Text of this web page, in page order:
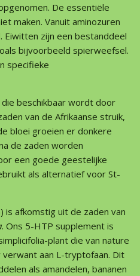
De essentiële
maken. Vanuit aminozuren
zijn een bestanddeel
bijvoorbeeld spierweefsel.
specifieke
beschikbaar wordt door
van de Afrikaanse struik,
bloei groeien er donkere
de zaden worden
een goede geestelijke
als alternatief voor St-
afkomstig uit de zaden van
. Ons 5-HTP supplement is
plant die van nature
aan L-tryptofaan. Dit
als amandelen, bananen